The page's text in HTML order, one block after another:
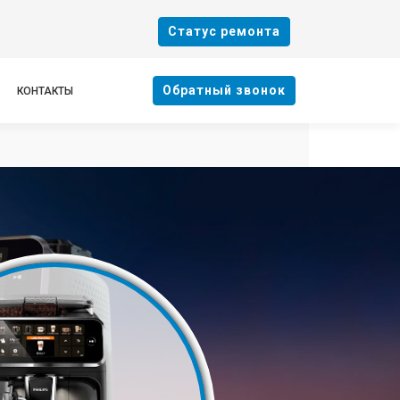
Cтатус ремонта
КОНТАКТЫ Oбратный звонок